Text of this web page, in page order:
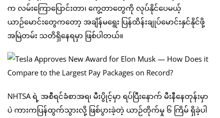
က လမ်းကြောပြောင်းတာ၊ ကွေ့တာတွေကို လုပ်နိုင်ပေမယ့်
ယာဉ်မောင်းတွေကတော့ အချိန်မရွေး ပြန်ထိန်းချုပ်မောင်းနှင်နိုင်ဖို့
အမြဲတမ်း သတိရှိနေရမှာ ဖြစ်ပါတယ်။
NHTSA ရဲ့ အစီရင်ခံစာအရ၊ မီးပွိုင့်မှာ ရပ်ပြီးနောက် မီးနီနေတုန်းမှာ
ပဲ ကားကပြန်ထွက်သွားလို့ ဖြစ်ပွားခဲ့တဲ့ ယာဉ်တိုက်မှု ၆ ကြိမ် ရှိခဲ့ပါ